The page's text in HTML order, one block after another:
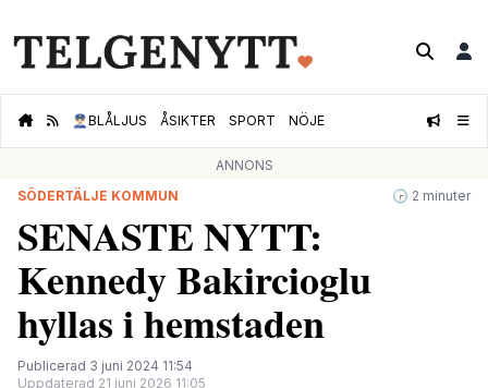
👮🏻‍♂️BLÅLJUS ÅSIKTER SPORT NÖJE
ANNONS
SÖDERTÄLJE KOMMUN
🕝 2 minuter
SENASTE NYTT:
Kennedy Bakircioglu
hyllas i hemstaden
Publicerad 3 juni 2024 11:54
Uppdaterad 21 juni 2026 11:05